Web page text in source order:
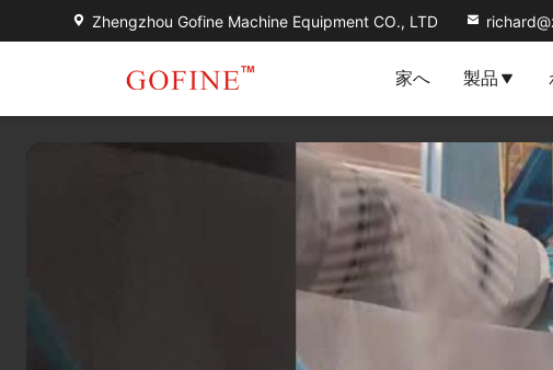
Zhengzhou Gofine Machine Equipment CO., LTD
家へ 製品